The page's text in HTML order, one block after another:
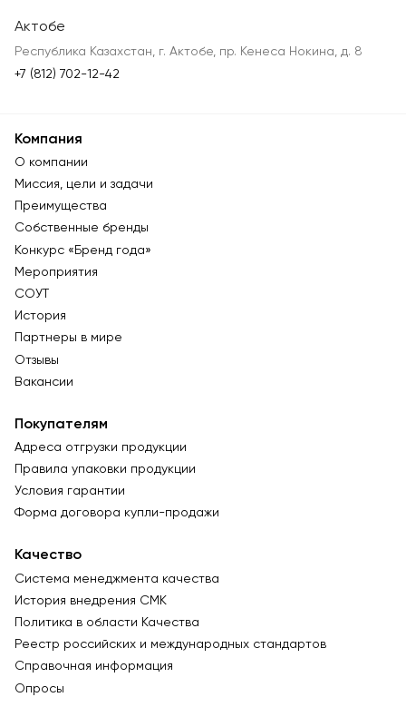
Актобе
Республика Казахстан, г. Актобе, пр. Кенеса Нокина, д. 8
+7 (812) 702-12-42
Компания
О компании
Миссия, цели и задачи
Преимущества
Собственные бренды
Конкурс «Бренд года»
Мероприятия
СОУТ
История
Партнеры в мире
Отзывы
Вакансии
Покупателям
Адреса отгрузки продукции
Правила упаковки продукции
Условия гарантии
Форма договора купли-продажи
Качество
Система менеджмента качества
История внедрения СМК
Политика в области Качества
Реестр российских и международных стандартов
Справочная информация
Опросы